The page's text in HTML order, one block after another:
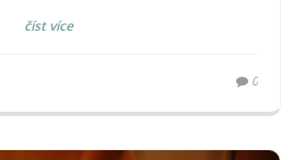
číst více
0